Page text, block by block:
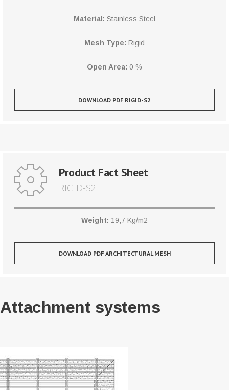
Material: Stainless Steel
Mesh Type: Rigid
Open Area: 0 %
DOWNLOAD PDF RIGID-S2
Product Fact Sheet
RIGID-S2
Weight: 19,7 Kg/m2
DOWNLOAD PDF ARCHITECTURAL MESH
Attachment systems